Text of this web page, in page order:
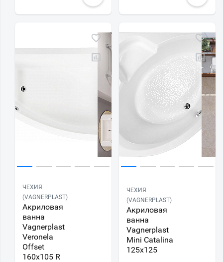
ЧЕХИЯ
(VAGNERPLAST)
Акриловая
ванна
Vagnerplast
Veronela
Offset
160х105 R
ЧЕХИЯ
(VAGNERPLAST)
Акриловая
ванна
Vagnerplast
Mini Catalina
125х125